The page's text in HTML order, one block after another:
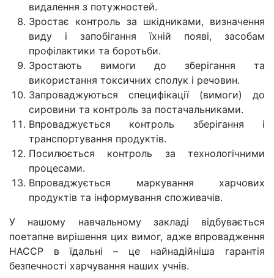
видалення з потужностей.
Зростає контроль за шкідниками, визначення
виду і запобігання їхній появі, засобам
профілактики та боротьби.
Зростають вимоги до зберігання та
використання токсичних сполук і речовин.
Запроваджуються специфікації (вимоги) до
сировини та контроль за постачальниками.
Впроваджується контроль зберігання і
транспортування продуктів.
Посилюється контроль за технологічними
процесами.
Впроваджується маркування харчових
продуктів та інформування споживачів.
У нашому навчальному закладі відбувається
поетапне вирішення цих вимог, адже впровадження
НАССР в їдальні – це найнадійніша гарантія
безпечності харчування наших учнів.